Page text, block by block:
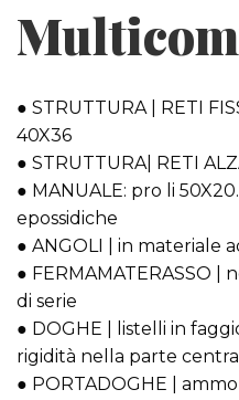
● STRUTTURA | RETI
40X36
● STRUTTURA| RETI
● MANUALE: pro li
epossidiche
● ANGOLI | in materiale
● FERMAMATERASSO |
di serie
● DOGHE | listelli in
rigidità nella parte
● PORTADOGHE |